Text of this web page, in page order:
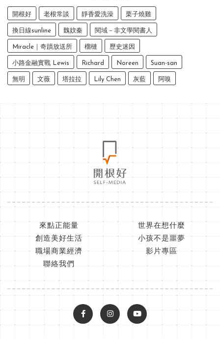
開根好 老根常談 靜香愛洗澡 栗子燒雞
換日線sunline 魏妏秦 閱域－非文學閱書人
Miracle｜奇蹟放送所 榴槤 歷史迷因
小路金融實戰 Lewis Richard Noreen Suan-san
無明 文薇 塔拉拉 Lily Chen 灰藍 阿嗅
來點正能量
世界在想什麼
創造美好生活
小孩不是噩夢
職場商業經濟
影片專區
聯絡我們